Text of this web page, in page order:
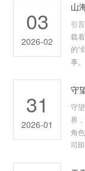
03
2026-02
山
引
载
的“
事
31
2026-01
守
守
界
角
司